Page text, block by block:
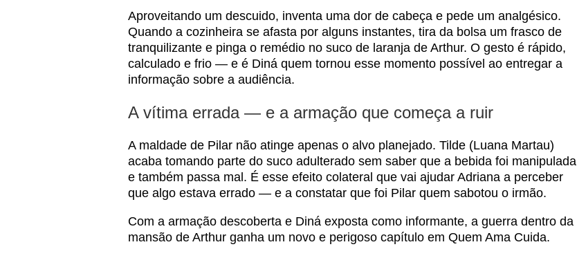
Aproveitando um descuido, inventa uma dor de cabeça e pede um analgésico.
Quando a cozinheira se afasta por alguns instantes, tira da bolsa um frasco de
tranquilizante e pinga o remédio no suco de laranja de Arthur. O gesto é rápido,
calculado e frio — e é Diná quem tornou esse momento possível ao entregar a
informação sobre a audiência.
A vítima errada — e a armação que começa a ruir
A maldade de Pilar não atinge apenas o alvo planejado. Tilde (Luana Martau)
acaba tomando parte do suco adulterado sem saber que a bebida foi manipulada
e também passa mal. É esse efeito colateral que vai ajudar Adriana a perceber
que algo estava errado — e a constatar que foi Pilar quem sabotou o irmão.
Com a armação descoberta e Diná exposta como informante, a guerra dentro da
mansão de Arthur ganha um novo e perigoso capítulo em Quem Ama Cuida.